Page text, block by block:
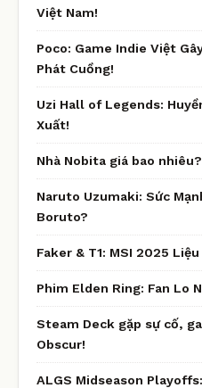
Việt Nam!
Poco: Game Indie Việt
Phát Cuồng!
Uzi Hall of Legends:
Xuất!
Nhà Nobita giá bao
Naruto Uzumaki: Sức
Boruto?
Faker & T1: MSI 2025 Liệu
Phim Elden Ring: Fan Lo
Steam Deck gặp sự cố,
Obscur!
ALGS Midseason